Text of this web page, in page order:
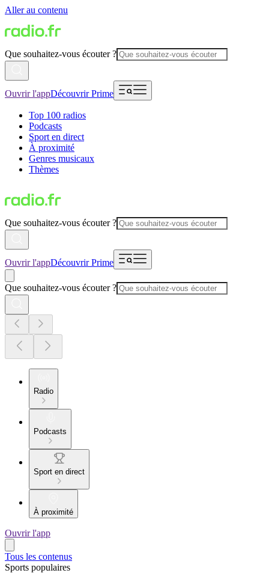
Aller au contenu
Que souhaitez-vous écouter ?
Ouvrir l'appDécouvrir Prime
Top 100 radios
Podcasts
Sport en direct
À proximité
Genres musicaux
Thèmes
Que souhaitez-vous écouter ?
Ouvrir l'appDécouvrir Prime
Que souhaitez-vous écouter ?
Radio
Podcasts
Sport en direct
À proximité
Ouvrir l'app
Tous les contenus
Sports populaires